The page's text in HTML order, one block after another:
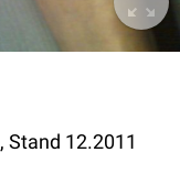
Stand 12.2011